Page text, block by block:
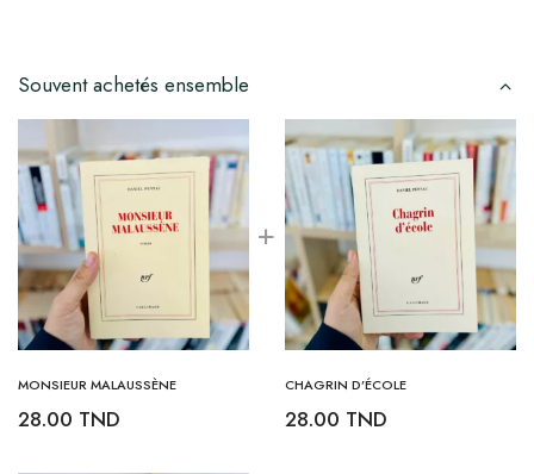
Souvent achetés ensemble
MONSIEUR MALAUSSÈNE
28.00 TND
CHAGRIN D’ÉCOLE
28.00 TND